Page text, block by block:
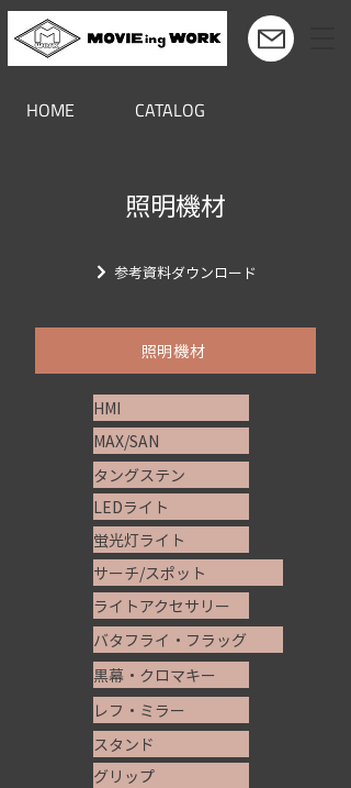
HOME CATALOG
参考資料ダウンロード
照明機材
照明機材
グリップ
スタンド
レフ・ミラー
黒幕・クロマキー
バタフライ・フラッグ
ライトアクセサリー
サーチ/スポット
蛍光灯ライト
LEDライト
タングステン
MAX/SAN
HMI